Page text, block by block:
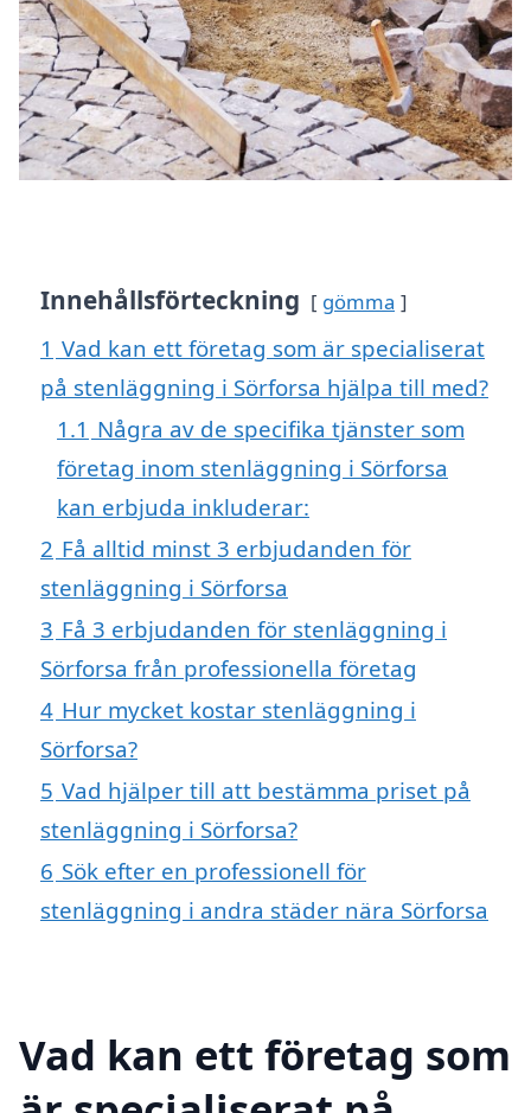
Innehållsförteckning gömma
1 Vad kan ett företag som är specialiserat
på stenläggning i Sörforsa hjälpa till med?
1.1 Några av de specifika tjänster som
företag inom stenläggning i Sörforsa
kan erbjuda inkluderar:
2 Få alltid minst 3 erbjudanden för
stenläggning i Sörforsa
3 Få 3 erbjudanden för stenläggning i
Sörforsa från professionella företag
4 Hur mycket kostar stenläggning i
Sörforsa?
5 Vad hjälper till att bestämma priset på
stenläggning i Sörforsa?
6 Sök efter en professionell för
stenläggning i andra städer nära Sörforsa
Vad kan ett företag som